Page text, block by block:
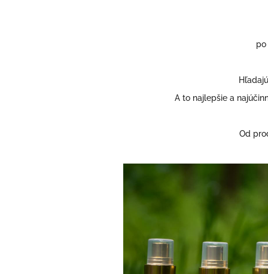
A to najlepšie a
Od